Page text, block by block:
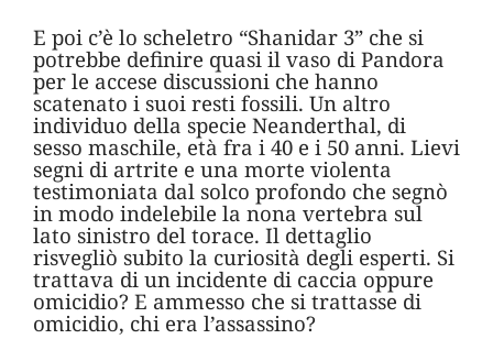
E poi c’è lo scheletro “Shanidar 3” che si
potrebbe definire quasi il vaso di Pandora
per le accese discussioni che hanno
scatenato i suoi resti fossili. Un altro
individuo della specie Neanderthal, di
sesso maschile, età fra i 40 e i 50 anni. Lievi
segni di artrite e una morte violenta
testimoniata dal solco profondo che segnò
in modo indelebile la nona vertebra sul
lato sinistro del torace. Il dettaglio
risvegliò subito la curiosità degli esperti. Si
trattava di un incidente di caccia oppure
omicidio? E ammesso che si trattasse di
omicidio, chi era l’assassino?